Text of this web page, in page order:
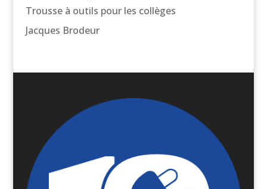
Trousse à outils pour les collèges
Jacques Brodeur